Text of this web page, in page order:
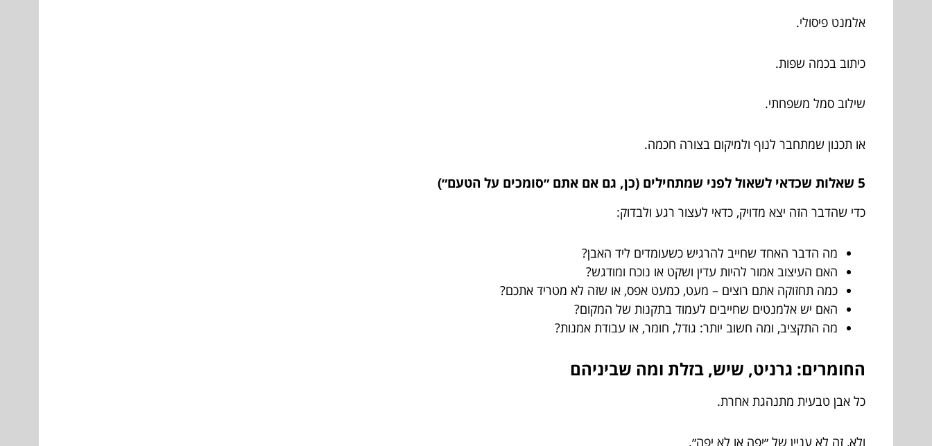
אלמנט פיסולי.
כיתוב בכמה שפות.
שילוב סמל משפחתי.
או תכנון שמתחבר לנוף ולמיקום בצורה חכמה.
5 שאלות שכדאי לשאול לפני שמתחילים (כן, גם אם אתם ״סומכים על הטעם״)
כדי שהדבר הזה יצא מדויק, כדאי לעצור רגע ולבדוק:
מה הדבר האחד שחייב להרגיש כשעומדים ליד האבן?
האם העיצוב אמור להיות עדין ושקט או נוכח ומודגש?
כמה תחזוקה אתם רוצים – מעט, כמעט אפס, או שזה לא מטריד אתכם?
האם יש אלמנטים שחייבים לעמוד בתקנות של המקום?
מה התקציב, ומה חשוב יותר: גודל, חומר, או עבודת אמנות?
החומרים: גרניט, שיש, בזלת ומה שביניהם
כל אבן טבעית מתנהגת אחרת.
ולא, זה לא עניין של ״יפה או לא יפה״.